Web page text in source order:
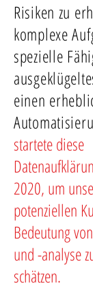
Risiken zu
komplexe
spezielle
einen
startete diese
2020, um
potenziellen
Bedeutung
und -analyse
schätzen.